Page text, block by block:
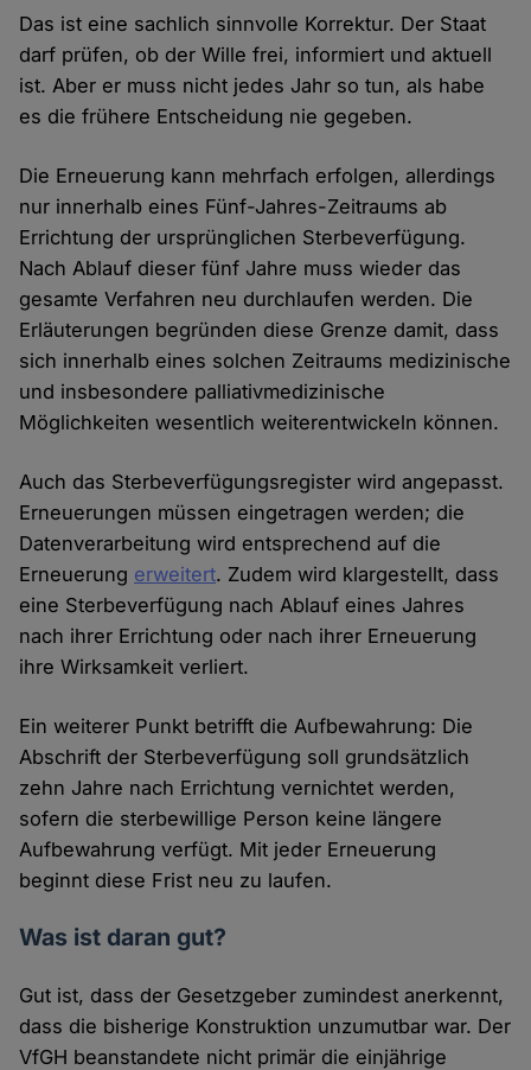
Das ist eine sachlich sinnvolle Korrektur. Der Staat
darf prüfen, ob der Wille frei, informiert und aktuell
ist. Aber er muss nicht jedes Jahr so tun, als habe
es die frühere Entscheidung nie gegeben.
Die Erneuerung kann mehrfach erfolgen, allerdings
nur innerhalb eines Fünf-Jahres-Zeitraums ab
Errichtung der ursprünglichen Sterbeverfügung.
Nach Ablauf dieser fünf Jahre muss wieder das
gesamte Verfahren neu durchlaufen werden. Die
Erläuterungen begründen diese Grenze damit, dass
sich innerhalb eines solchen Zeitraums medizinische
und insbesondere palliativmedizinische
Möglichkeiten wesentlich weiterentwickeln können.
Auch das Sterbeverfügungsregister wird angepasst.
Erneuerungen müssen eingetragen werden; die
Datenverarbeitung wird entsprechend auf die
Erneuerung erweitert. Zudem wird klargestellt, dass
eine Sterbeverfügung nach Ablauf eines Jahres
nach ihrer Errichtung oder nach ihrer Erneuerung
ihre Wirksamkeit verliert.
Ein weiterer Punkt betrifft die Aufbewahrung: Die
Abschrift der Sterbeverfügung soll grundsätzlich
zehn Jahre nach Errichtung vernichtet werden,
sofern die sterbewillige Person keine längere
Aufbewahrung verfügt. Mit jeder Erneuerung
beginnt diese Frist neu zu laufen.
Was ist daran gut?
Gut ist, dass der Gesetzgeber zumindest anerkennt,
dass die bisherige Konstruktion unzumutbar war. Der
VfGH beanstandete nicht primär die einjährige